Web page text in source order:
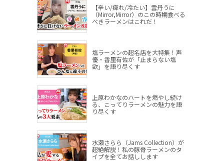
【辛い/痺れ/冷たい】雲丹うに
（Mirror,Mirror）のこの時期食べる
べきラーメンはこれだ！
塩ラーメンの超名店を大特集！声
優・香里有佐が「止まらない塩
欲」を語り尽くす
上原わかなのハートを燃やし続け
る、こってりラーメンの魅力を語
り尽くす
水瀬さらら（Jams Collection）が
超絶解説！私の豚骨ラーメンのタ
イプを全てお話しします